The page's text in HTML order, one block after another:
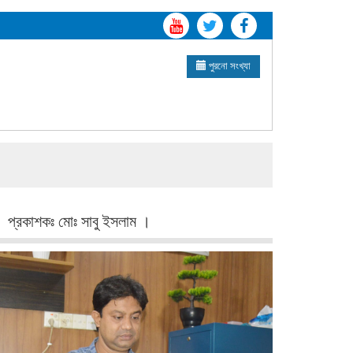
পুরনো সংখ্যা
প্রকাশকঃ মোঃ সাবু ইসলাম ।